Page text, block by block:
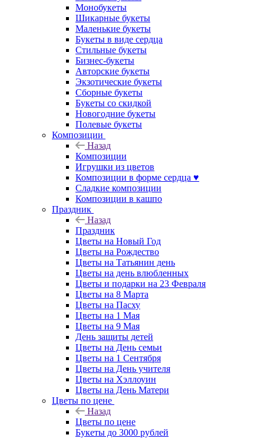
Монобукеты
Шикарные букеты
Маленькие букеты
Букеты в виде сердца
Стильные букеты
Бизнес-букеты
Авторские букеты
Экзотические букеты
Сборные букеты
Букеты со скидкой
Новогодние букеты
Полевые букеты
Композиции
Назад
Композиции
Игрушки из цветов
Композиции в форме сердца ♥
Сладкие композиции
Композиции в кашпо
Праздник
Назад
Праздник
Цветы на Новый Год
Цветы на Рождество
Цветы на Татьянин день
Цветы на день влюбленных
Цветы и подарки на 23 Февраля
Цветы на 8 Марта
Цветы на Пасху
Цветы на 1 Мая
Цветы на 9 Мая
День защиты детей
Цветы на День семьи
Цветы на 1 Сентября
Цветы на День учителя
Цветы на Хэллоуин
Цветы на День Матери
Цветы по цене
Назад
Цветы по цене
Букеты до 3000 рублей